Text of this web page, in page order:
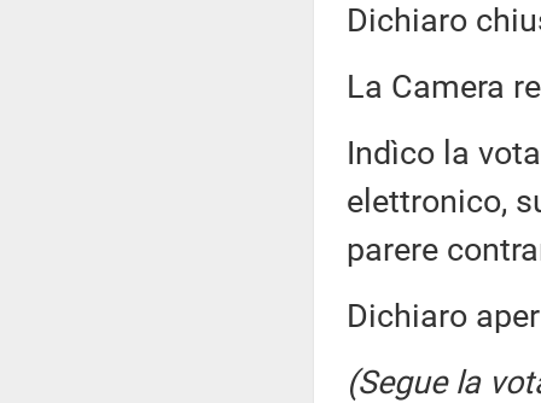
Dichiaro
La Camera
Indìco la
elettronico,
parere
Dichiaro
(Segue la